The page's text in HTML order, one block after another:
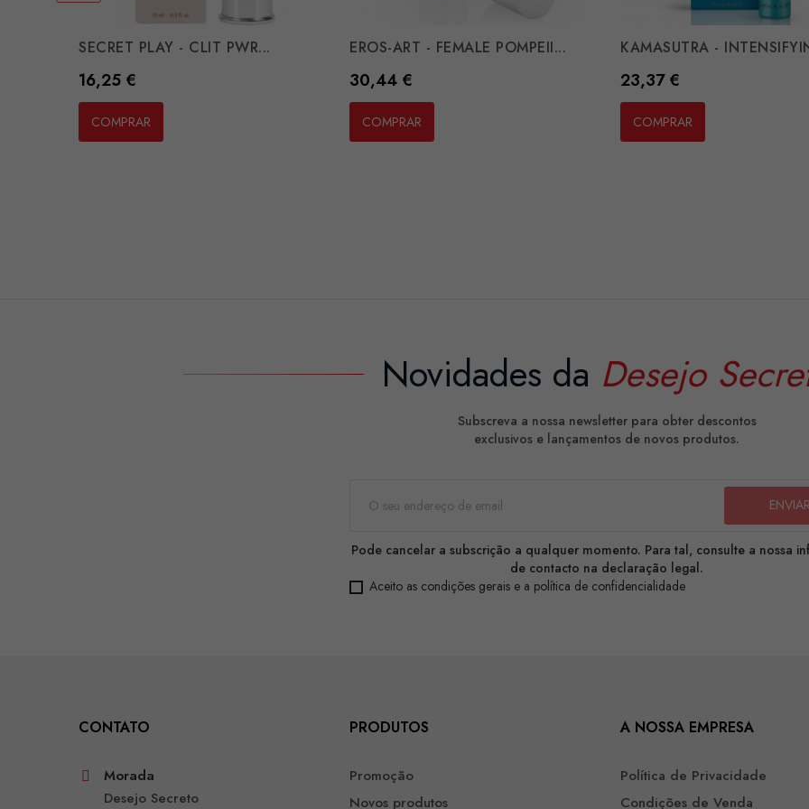
SECRET PLAY - CLIT PWR...
Preço
16,25 €
COMPRAR
EROS-ART - FEMALE POMPEII...
Preço
30,44 €
COMPRAR
KAMASUTRA -
Preço
23,37 €
COMPRAR
Novidades da Desejo
Subscreva a nossa newsletter para obter descontos
exclusivos e lançamentos de novos produtos.
Pode cancelar a subscrição a qualquer momento. Para tal, consulte a nossa
de contacto na declaração legal.
Aceito as condições gerais e a política de confidencialidade
CONTATO
Morada
Desejo Secreto
PRODUTOS
Promoção
Novos produtos
A NOSSA EMPRESA
Política de Privacidade
Condições de Venda